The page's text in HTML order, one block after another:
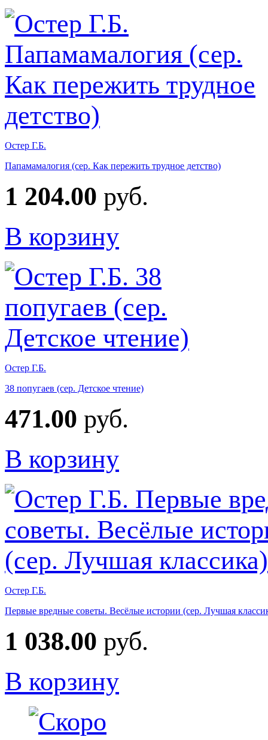
Остер Г.Б.
Папамамалогия (сер. Как пережить трудное детство)
1 204.00 руб.
В корзину
Остер Г.Б.
38 попугаев (сер. Детское чтение)
471.00 руб.
В корзину
Остер Г.Б.
Первые вредные советы. Весёлые истории (сер. Лучшая
1 038.00 руб.
В корзину